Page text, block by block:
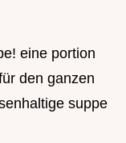
eine portion
den ganzen
suppe